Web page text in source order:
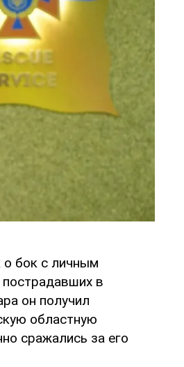
о бок с личным
в
он получил
областную
сражались за его